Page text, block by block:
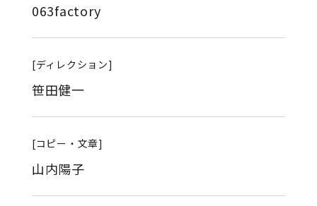
063factory
[ディレクション]
笹田健一
[コピー・文章]
山内陽子